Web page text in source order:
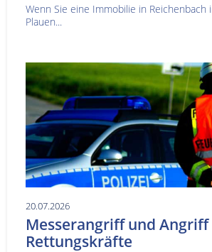
Wenn Sie eine Immobilie in Reichenbach
Plauen...
20.07.2026
Messerangriff und
Rettungskräfte